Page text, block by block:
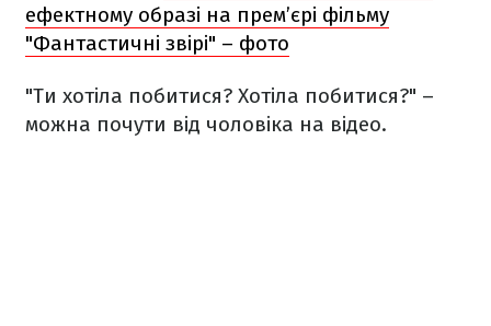
ефектному образі на прем’єрі фільму
"Фантастичні звірі" – фото
"Ти хотіла побитися? Хотіла побитися?" –
можна почути від чоловіка на відео.